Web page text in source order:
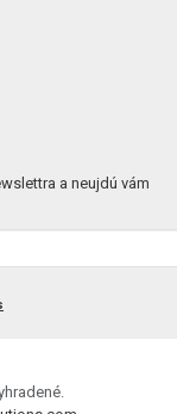
a neujdú vám